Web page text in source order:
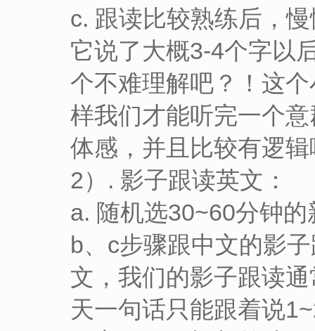
c. 跟读比较熟练后，
它说了大概3-4个字以
个不难理解吧？！这
样我们才能听完一个
体感，并且比较有逻
2）. 影子跟读英文：
a. 随机选30~60分钟
b、c步骤跟中文的影
文，我们的影子跟读
天一句话只能跟着说